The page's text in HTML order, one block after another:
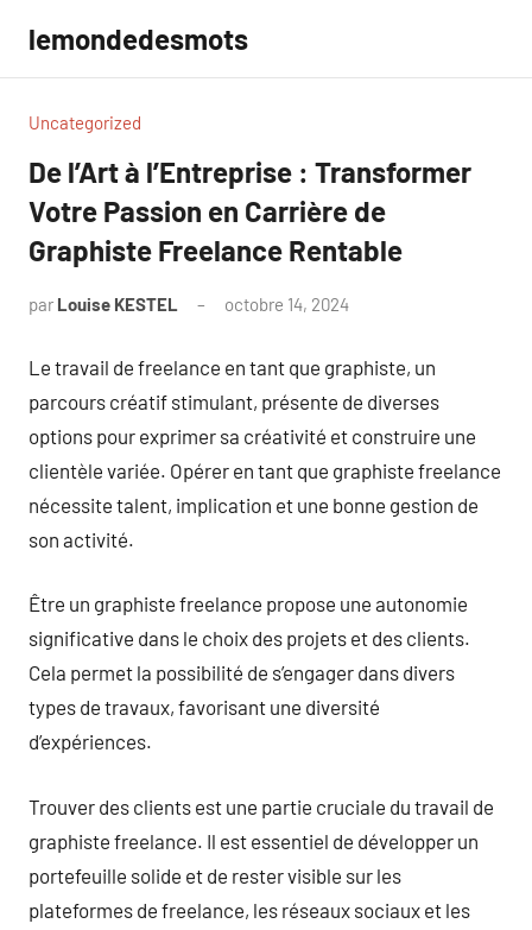
contenu
lemondedesmots
Uncategorized
De l’Art à l’Entreprise : Transformer
Votre Passion en Carrière de
Graphiste Freelance Rentable
par Louise KESTEL octobre 14, 2024
Le travail de freelance en tant que graphiste, un
parcours créatif stimulant, présente de diverses
options pour exprimer sa créativité et construire une
clientèle variée. Opérer en tant que graphiste freelance
nécessite talent, implication et une bonne gestion de
son activité.
Être un graphiste freelance propose une autonomie
significative dans le choix des projets et des clients.
Cela permet la possibilité de s’engager dans divers
types de travaux, favorisant une diversité
d’expériences.
Trouver des clients est une partie cruciale du travail de
graphiste freelance. Il est essentiel de développer un
portefeuille solide et de rester visible sur les
plateformes de freelance, les réseaux sociaux et les